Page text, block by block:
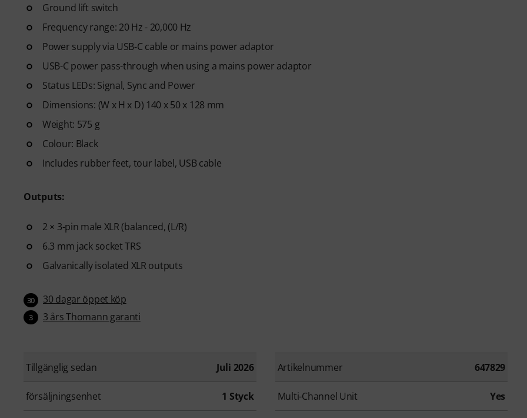
Ground lift switch
Frequency range: 20 Hz - 20,000 Hz
Power supply via USB-C cable or mains power adaptor
USB-C power pass-through when using a mains power adaptor
Status LEDs: Signal, Sync and Power
Dimensions: (W x H x D) 140 x 50 x 128 mm
Weight: 575 g
Colour: Black
Includes rubber feet, tour label, USB cable
Outputs:
2 × 3-pin male XLR (balanced, (L/R)
6.3 mm jack socket TRS
Galvanically isolated XLR outputs
30 30 dagar öppet köp
3 3 års Thomann garanti
Tillgänglig sedan Juli 2026 Artikelnummer 647829
försäljningsenhet 1 Styck Multi-Channel Unit Yes